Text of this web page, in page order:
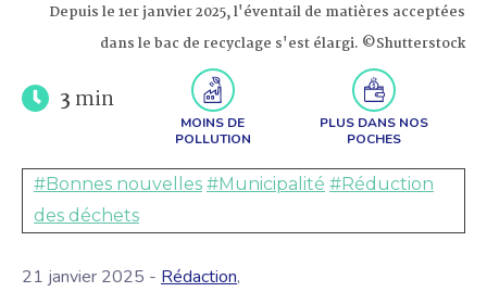
Depuis le 1er janvier 2025, l'éventail de matières acceptées
dans le bac de recyclage s'est élargi. ©Shutterstock
3 min
MOINS DE
POLLUTION
PLUS DANS NOS
POCHES
#Bonnes nouvelles #Municipalité #Réduction
des déchets
21 janvier 2025 - Rédaction,